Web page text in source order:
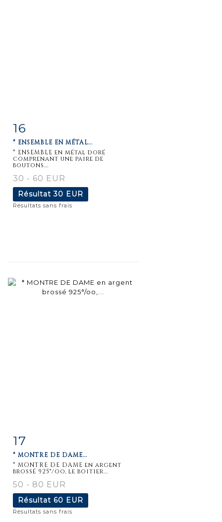
détaillée
16
* ENSEMBLE EN MÉTAL...
* ENSEMBLE en métal doré
comprenant une paire de
boutons...
30 - 60 EUR
Résultat30 EUR
Résultats sans frais
détaillée
17
* MONTRE DE DAME...
* MONTRE DE DAME en argent
brossé 925°/oo, le boitier...
50 - 80 EUR
Résultat 60 EUR
Résultats sans frais